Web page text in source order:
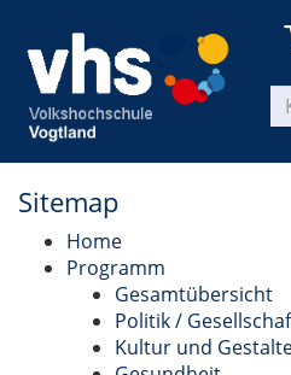
Sitemap
Home
Programm
Gesamtübersicht
Politik /
Kultur und